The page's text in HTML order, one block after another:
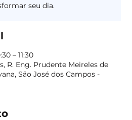
seu dia.
– 11:30
R. Eng. Prudente Meireles de
São José dos Campos -